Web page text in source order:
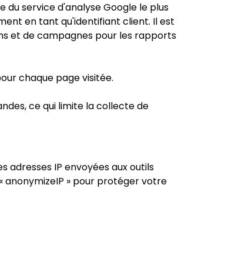
du service d'analyse Google le plus
en tant qu'identifiant client. Il est
et de campagnes pour les rapports
chaque page visitée.
ce qui limite la collecte de
adresses IP envoyées aux outils
anonymizeIP » pour protéger votre